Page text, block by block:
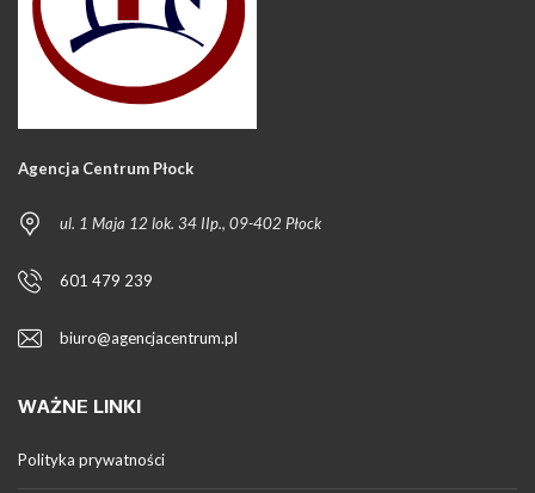
Agencja Centrum Płock
ul. 1 Maja 12 lok. 34 IIp., 09-402 Płock
601 479 239
biuro@agencjacentrum.pl
WAŻNE LINKI
Polityka prywatności